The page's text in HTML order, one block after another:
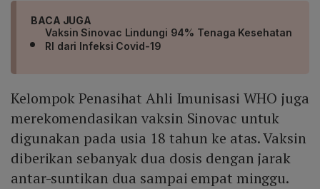
BACA JUGA
Vaksin Sinovac Lindungi 94% Tenaga Kesehatan
RI dari Infeksi Covid-19
Kelompok Penasihat Ahli Imunisasi WHO juga
merekomendasikan vaksin Sinovac untuk
digunakan pada usia 18 tahun ke atas. Vaksin
diberikan sebanyak dua dosis dengan jarak
antar-suntikan dua sampai empat minggu.